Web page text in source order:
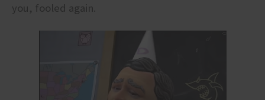
you, fooled again.